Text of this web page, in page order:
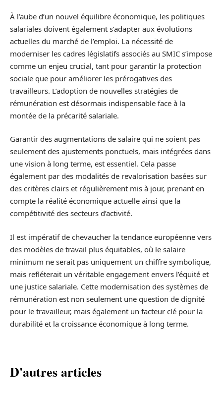
À l’aube d’un nouvel équilibre économique, les politiques
salariales doivent également s’adapter aux évolutions
actuelles du marché de l’emploi. La nécessité de
moderniser les cadres législatifs associés au SMIC s’impose
comme un enjeu crucial, tant pour garantir la protection
sociale que pour améliorer les prérogatives des
travailleurs. L’adoption de nouvelles stratégies de
rémunération est désormais indispensable face à la
montée de la précarité salariale.
Garantir des augmentations de salaire qui ne soient pas
seulement des ajustements ponctuels, mais intégrées dans
une vision à long terme, est essentiel. Cela passe
également par des modalités de revalorisation basées sur
des critères clairs et régulièrement mis à jour, prenant en
compte la réalité économique actuelle ainsi que la
compétitivité des secteurs d’activité.
Il est impératif de chevaucher la tendance européenne vers
des modèles de travail plus équitables, où le salaire
minimum ne serait pas uniquement un chiffre symbolique,
mais refléterait un véritable engagement envers l’équité et
une justice salariale. Cette modernisation des systèmes de
rémunération est non seulement une question de dignité
pour le travailleur, mais également un facteur clé pour la
durabilité et la croissance économique à long terme.
D'autres articles